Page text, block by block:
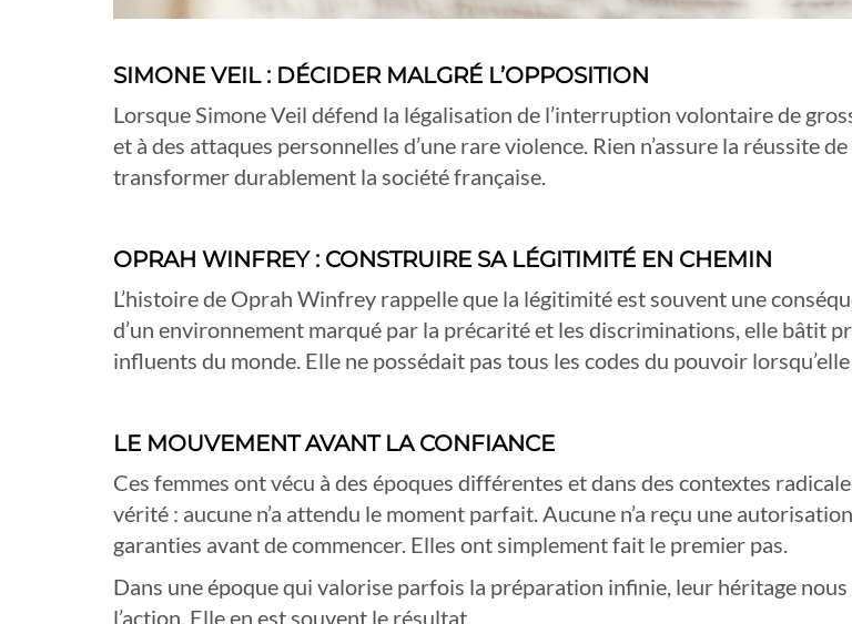
SIMONE VEIL : DÉCIDER MALGRÉ L’OPPOSITION
Lorsque Simone Veil défend la légalisation de l’interruption volontaire de
et à des attaques personnelles d’une rare violence. Rien n’assure la réussite
transformer durablement la société française.
OPRAH WINFREY : CONSTRUIRE SA LÉGITIMITÉ EN CHEMIN
L’histoire de Oprah Winfrey rappelle que la légitimité est souvent une
d’un environnement marqué par la précarité et les discriminations, elle bâtit
influents du monde. Elle ne possédait pas tous les codes du pouvoir
LE MOUVEMENT AVANT LA CONFIANCE
Ces femmes ont vécu à des époques différentes et dans des contextes
vérité : aucune n’a attendu le moment parfait. Aucune n’a reçu une
garanties avant de commencer. Elles ont simplement fait le premier pas.
Dans une époque qui valorise parfois la préparation infinie, leur héritage
l’action. Elle en est souvent le résultat.